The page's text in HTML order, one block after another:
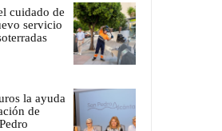
cuidado de
servicio
la ayuda
de